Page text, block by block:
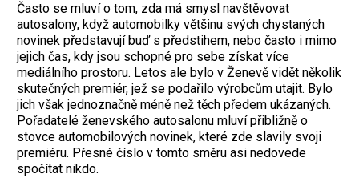
Často se mluví o tom, zda má smysl navštěvovat
autosalony, když automobilky většinu svých chystaných
novinek představují buď s předstihem, nebo často i mimo
jejich čas, kdy jsou schopné pro sebe získat více
mediálního prostoru. Letos ale bylo v Ženevě vidět několik
skutečných premiér, jež se podařilo výrobcům utajit. Bylo
jich však jednoznačně méně než těch předem ukázaných.
Pořadatelé ženevského autosalonu mluví přibližně o
stovce automobilových novinek, které zde slavily svoji
premiéru. Přesné číslo v tomto směru asi nedovede
spočítat nikdo.